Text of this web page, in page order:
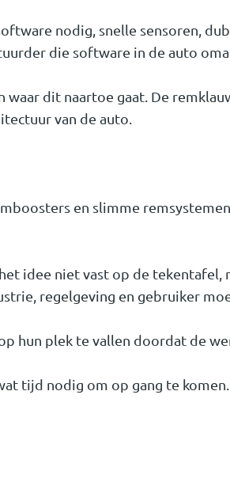
nodig, snelle sensoren,
die software in de auto
waar dit naartoe gaat. De
van de auto.
en slimme
idee niet vast op de tekentafel,
regelgeving en gebruiker
hun plek te vallen doordat de
tijd nodig om op gang te komen.